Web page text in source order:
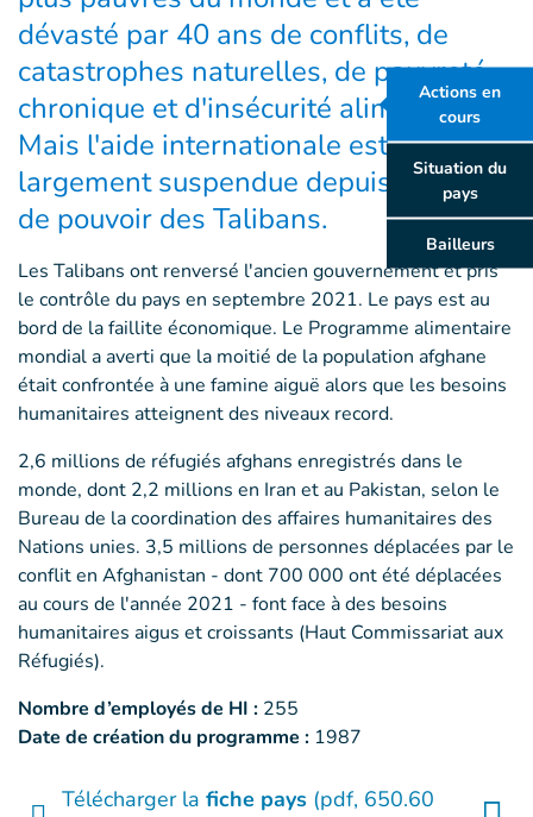
Actions en
cours
Situation du
pays
Bailleurs
dévasté par 40 ans de conflits, de
catastrophes naturelles, de pauvreté
chronique et d'insécurité alimentaire.
Mais l'aide internationale est
largement suspendue depuis la prise
de pouvoir des Talibans.
Les Talibans ont renversé l'ancien gouvernement et pris
le contrôle du pays en septembre 2021. Le pays est au
bord de la faillite économique. Le Programme alimentaire
mondial a averti que la moitié de la population afghane
était confrontée à une famine aiguë alors que les besoins
humanitaires atteignent des niveaux record.
2,6 millions de réfugiés afghans enregistrés dans le
monde, dont 2,2 millions en Iran et au Pakistan, selon le
Bureau de la coordination des affaires humanitaires des
Nations unies. 3,5 millions de personnes déplacées par le
conflit en Afghanistan - dont 700 000 ont été déplacées
au cours de l'année 2021 - font face à des besoins
humanitaires aigus et croissants (Haut Commissariat aux
Réfugiés).
Nombre d’employés de HI : 255
Date de création du programme : 1987
Télécharger la fiche pays (pdf, 650.60